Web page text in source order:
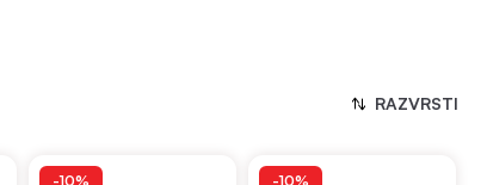
RAZVRSTI
-10% -10%